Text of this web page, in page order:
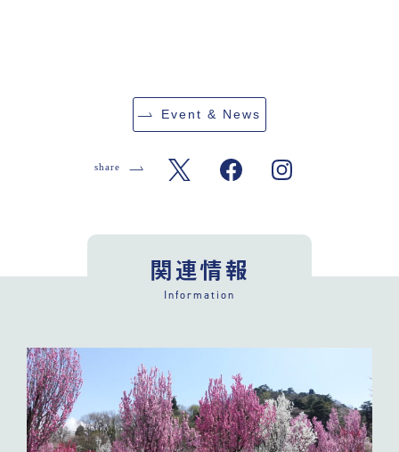
Event & News
関連情報
Information